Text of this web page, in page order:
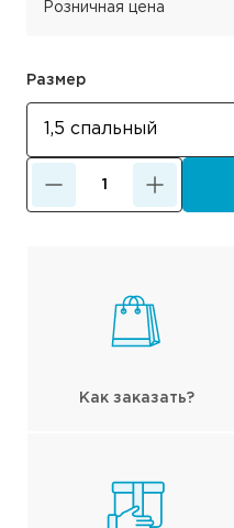
Розничная цена
Размер
Как заказать?